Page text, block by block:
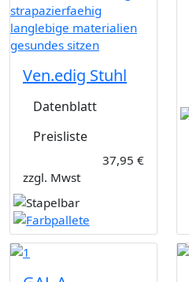
Ven.edig Stuhl
Datenblatt
Preisliste
37,95 €
zzgl. Mwst